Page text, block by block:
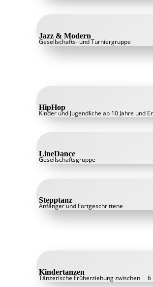
Jazz & Modern
Gesellschafts- und Turniergruppe
HipHop
Kinder und Jugendliche ab 10 Jahre und
LineDance
Gesellschaftsgruppe
Stepptanz
Anfänger und Fortgeschrittene
Kindertanzen
Tänzerische Früherziehung zwischen 6